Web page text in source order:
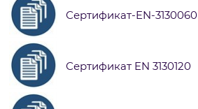
Сертификат-EN-3130060
Сертификат EN 3130120